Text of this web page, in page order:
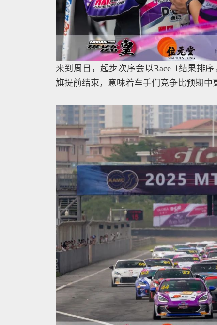
来到周日，起步次序会以Race 1结果排
旗提前结束，意味着车手们竞争比预期中